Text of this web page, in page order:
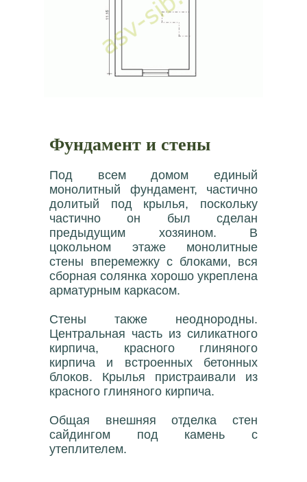
Фундамент и стены
Под всем домом единый
монолитный фундамент, частично
долитый под крылья, поскольку
частично он был сделан
предыдущим хозяином. В
цокольном этаже монолитные
стены вперемежку с блоками, вся
сборная солянка хорошо укреплена
арматурным каркасом.
Стены также неоднородны.
Центральная часть из силикатного
кирпича, красного глиняного
кирпича и встроенных бетонных
блоков. Крылья пристраивали из
красного глиняного кирпича.
Общая внешняя отделка стен
сайдингом под камень с
утеплителем.